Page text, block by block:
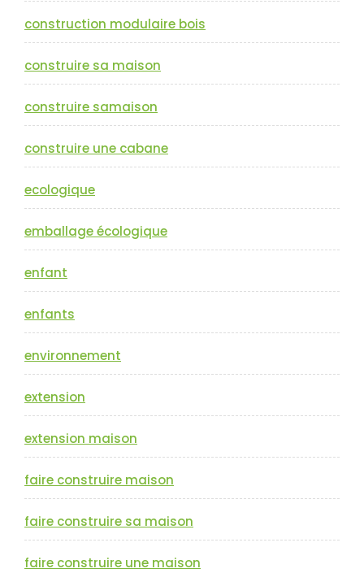
construction modulaire bois
construire sa maison
construire samaison
construire une cabane
ecologique
emballage écologique
enfant
enfants
environnement
extension
extension maison
faire construire maison
faire construire sa maison
faire construire une maison